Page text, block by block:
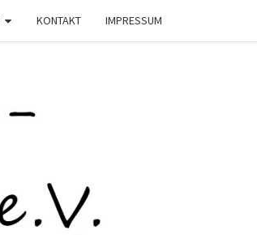
KONTAKT IMPRESSUM